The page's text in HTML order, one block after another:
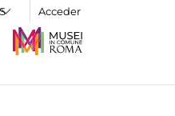
Acceder